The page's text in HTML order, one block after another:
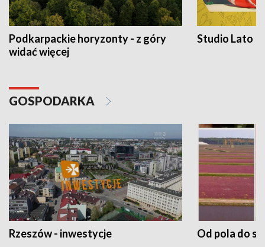
Podkarpackie horyzonty - z góry
widać więcej
Studio Lato
GOSPODARKA
Rzeszów - inwestycje Od pola do